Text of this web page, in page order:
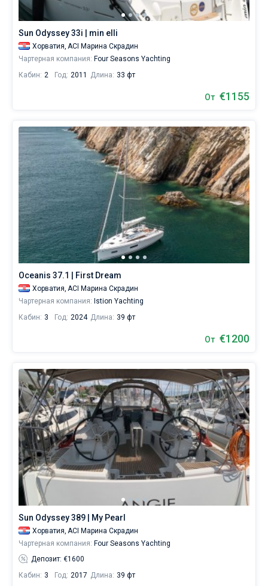
каталоге
яхт
аренду
вы
найдете
33
от
1000€,
любителей
спокойного
отдыха,
так
яхтсменов,
которые
не
себе
жизни
без
Марина
Скрадин.
Sun Odyssey 33i | min elli
Хорватия, ACI Марина Скрадин
Чартерная компания: Four Seasons Yachting
Кабин: 2 Год: 2011 Длина: 33 фт
От €1155
Oceanis 37.1 | First Dream
Хорватия, ACI Марина Скрадин
Чартерная компания: Istion Yachting
Кабин: 3 Год: 2024 Длина: 39 фт
От €1200
Sun Odyssey 389 | My Pearl
Хорватия, ACI Марина Скрадин
Чартерная компания: Four Seasons Yachting
Депозит: €1600
Кабин: 3 Год: 2017 Длина: 39 фт
Со шкипером